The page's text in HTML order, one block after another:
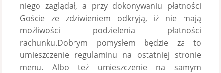
niego zaglądał, a przy dokonywaniu płatności
Goście ze zdziwieniem odkryją, iż nie mają
możliwości podzielenia płatności
rachunku.Dobrym pomysłem będzie za to
umieszczenie regulaminu na ostatniej stronie
menu. Albo też umieszczenie na samym